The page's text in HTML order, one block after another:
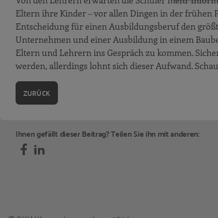
2. Schritt
3. Schritt
4. Schritt
5. Schritt
6. Schritt
Kapitel 2 Vom Du zum Wir
Eltern ihre Kinder ‒ vor allen Dingen in der frühen
Entscheidung für einen Ausbildungsberuf den
Unternehmen und einer Ausbildung in einem
Eltern und Lehrern ins Gespräch zu kommen.
werden, allerdings lohnt sich dieser Aufwand.
ZURÜCK
Ihnen gefällt dieser Beitrag? Teilen Sie ihn mit anderen: